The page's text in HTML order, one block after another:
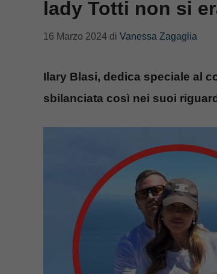
lady Totti non si
16 Marzo 2024 di Vanessa Zagaglia
Ilary Blasi, dedica speciale al
sbilanciata così nei suoi